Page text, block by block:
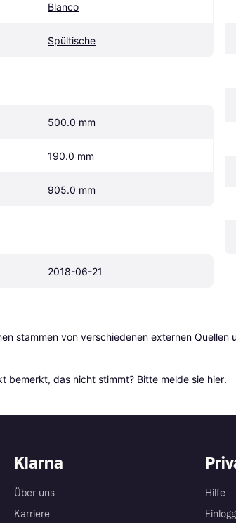
Blanco
Spültische
500.0 mm
190.0 mm
905.0 mm
2018-06-21
stammen von verschiedenen externen Quellen
bemerkt, das nicht stimmt? Bitte melde sie hier.
Klarna
Über uns
Karriere
Hilfe